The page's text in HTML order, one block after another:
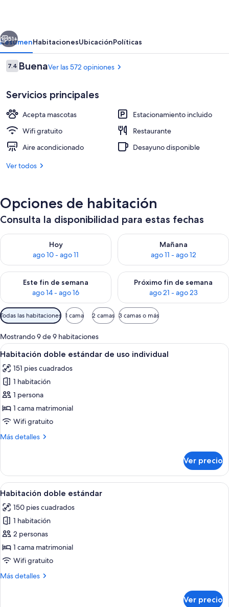
Lobby
Siguiente
51+
ResumenHabitacionesUbicaciónPolíticas
Opiniones
7.47.4 de 10,
BuenaVer las 572 opiniones
Servicios principales
Acepta mascotas
Estacionamiento incluido
Wifi gratuito
Restaurante
Aire acondicionado
Desayuno disponible
Ver todos
Opciones de habitación
Consulta la disponibilidad para estas fechas
Hoy
ago 10 - ago 11
Consulta la disponibilidad para hoy ago 10 - ago 11
Mañana
ago 11 - ago 12
Consulta la disponibilidad
Este fin de semana
ago 14 - ago 16
Consulta la disponibilidad para este fin de semana ago 14 -
Próximo fin de semana
ago 21 - ago 23
Consulta la disponibilidad
Filtros
disponibles
para
las
habitaciones
Todas las habitaciones 1 cama 2 camas 3 camas o más
Mostrando 9 de 9 habitaciones
Abrir
todas
las
fotos
de
Habitación
doble
de
Una habitación de hotel moderna
8
Habitación doble estándar de uso individual
151 pies cuadrados
1 habitación
1 persona
1 cama matrimonial
Wifi gratuito
Más detalles
Más
doble
estándar
de
individual
Ver precio
Abrir
todas
las
fotos
de
Habitación
doble
Habitación de hotel con cama,
8
Habitación doble estándar
150 pies cuadrados
1 habitación
2 personas
1 cama matrimonial
Wifi gratuito
Más detalles
Más
Ver precio